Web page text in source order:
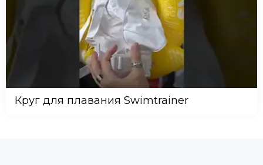
Круг для плавания Swimtrainer